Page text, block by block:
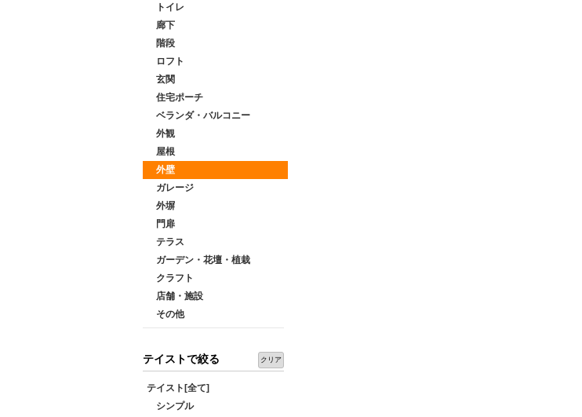
トイレ
廊下
階段
ロフト
玄関
住宅ポーチ
ベランダ・バルコニー
外観
屋根
外壁
ガレージ
外塀
門扉
テラス
ガーデン・花壇・植栽
クラフト
店舗・施設
その他
テイストで絞る クリア
テイスト[全て]
シンプル